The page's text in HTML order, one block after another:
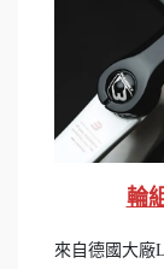
輪
來自德國大廠